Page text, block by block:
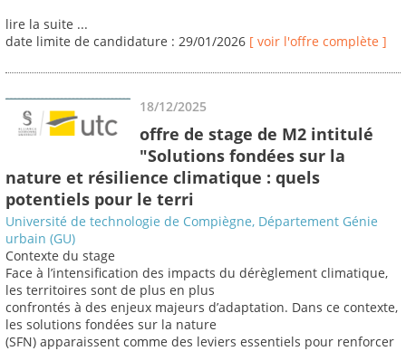
lire la suite ...
date limite de candidature : 29/01/2026 [ voir l'offre complète ]
18/12/2025
offre de stage de M2 intitulé
"Solutions fondées sur la
nature et résilience climatique : quels
potentiels pour le terri
Université de technologie de Compiègne, Département Génie
urbain (GU)
Contexte du stage
Face à l’intensification des impacts du dérèglement climatique,
les territoires sont de plus en plus
confrontés à des enjeux majeurs d’adaptation. Dans ce contexte,
les solutions fondées sur la nature
(SFN) apparaissent comme des leviers essentiels pour renforcer